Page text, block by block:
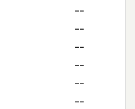
--
--
--
--
--
--